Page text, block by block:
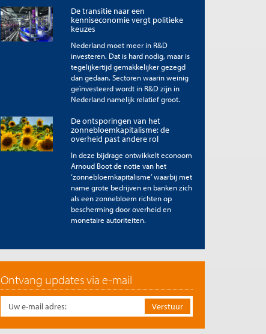
De transitie naar een
kenniseconomie vergt politieke
keuzes
Nederland moet meer in R&D
investeren. Dat is hard nodig, maar is
tegelijkertijd gemakkelijker gezegd
dan gedaan. Sectoren waarin weinig
geïnvesteerd wordt in R&D zijn in
Nederland namelijk relatief groot.
De ontsporingen van het
zonnebloemkapitalisme: de
overheid past andere rol
In deze bijdrage ontwikkelt econoom
Arnoud Boot de notie van het
‘zonnebloemkapitalisme’ waarbij met
name grote bedrijven en banken zich
als een zonnebloem richten op
bescherming door overheid en
monetaire autoriteiten.
Ontvang updates via e-mail